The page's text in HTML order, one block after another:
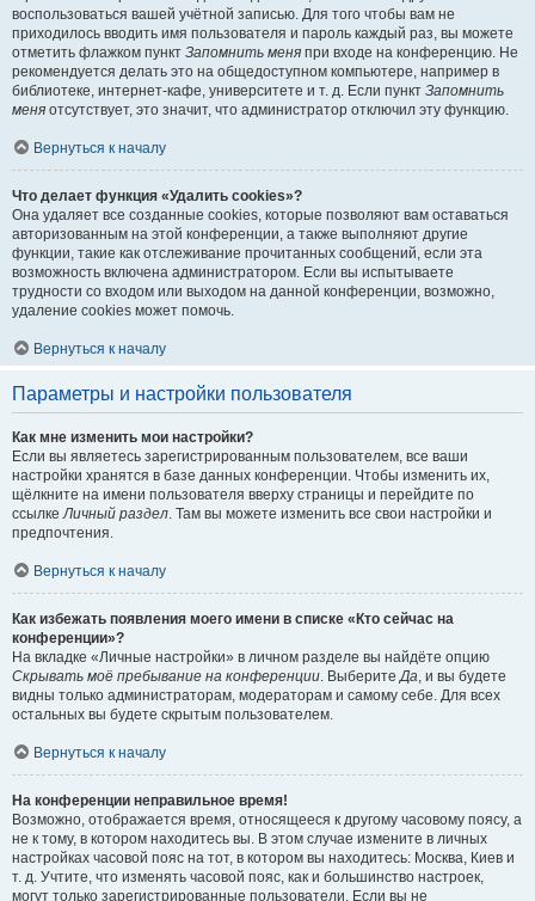
воспользоваться вашей учётной записью. Для того чтобы вам не
приходилось вводить имя пользователя и пароль каждый раз, вы можете
отметить флажком пункт Запомнить меня при входе на конференцию. Не
рекомендуется делать это на общедоступном компьютере, например в
библиотеке, интернет-кафе, университете и т. д. Если пункт Запомнить
меня отсутствует, это значит, что администратор отключил эту функцию.
Вернуться к началу
Что делает функция «Удалить cookies»?
Она удаляет все созданные cookies, которые позволяют вам оставаться
авторизованным на этой конференции, а также выполняют другие
функции, такие как отслеживание прочитанных сообщений, если эта
возможность включена администратором. Если вы испытываете
трудности со входом или выходом на данной конференции, возможно,
удаление cookies может помочь.
Вернуться к началу
Параметры и настройки пользователя
Как мне изменить мои настройки?
Если вы являетесь зарегистрированным пользователем, все ваши
настройки хранятся в базе данных конференции. Чтобы изменить их,
щёлкните на имени пользователя вверху страницы и перейдите по
ссылкеЛичный раздел. Там вы можете изменить все свои настройки и
предпочтения.
Вернуться к началу
Как избежать появления моего имени в списке «Кто сейчас на
конференции»?
На вкладке «Личные настройки» в личном разделе вы найдёте опцию
Скрывать моё пребывание на конференции. ВыберитеДа, и вы будете
видны только администраторам, модераторам и самому себе. Для всех
остальных вы будете скрытым пользователем.
Вернуться к началу
На конференции неправильное время!
Возможно, отображается время, относящееся к другому часовому поясу, а
не к тому, в котором находитесь вы. В этом случае измените в личных
настройках часовой пояс на тот, в котором вы находитесь: Москва, Киев и
т. д. Учтите, что изменять часовой пояс, как и большинство настроек,
могут только зарегистрированные пользователи. Если вы не